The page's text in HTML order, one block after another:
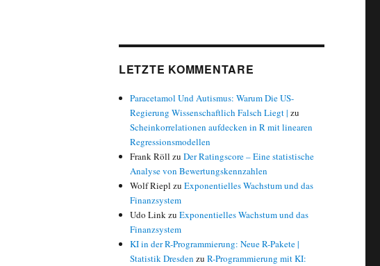
LETZTE KOMMENTARE
Paracetamol Und Autismus: Warum Die US-
Regierung Wissenschaftlich Falsch Liegt | zu
Scheinkorrelationen aufdecken in R mit linearen
Regressionsmodellen
Frank Röll zuDer Ratingscore – Eine statistische
Analyse von Bewertungskennzahlen
Wolf Riepl zuExponentielles Wachstum und das
Finanzsystem
Udo LinkzuExponentielles Wachstum und das
Finanzsystem
KI in der R-Programmierung: Neue R-Pakete |
Statistik Dresden zuR-Programmierung mit KI: